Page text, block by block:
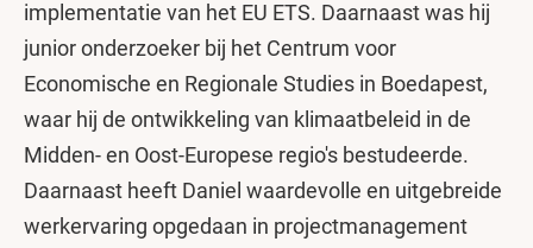
implementatie van het EU ETS. Daarnaast was hij
junior onderzoeker bij het Centrum voor
Economische en Regionale Studies in Boedapest,
waar hij de ontwikkeling van klimaatbeleid in de
Midden- en Oost-Europese regio's bestudeerde.
Daarnaast heeft Daniel waardevolle en uitgebreide
werkervaring opgedaan in projectmanagement